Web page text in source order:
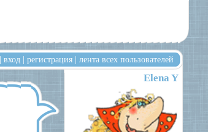
| вход | регистрация | лента всех пользователей
Elena Y